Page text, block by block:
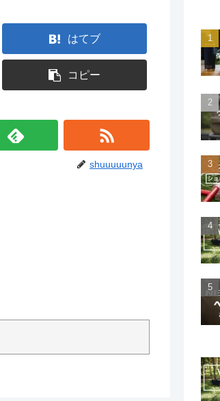
はてブ
コピー
shuuuuunya